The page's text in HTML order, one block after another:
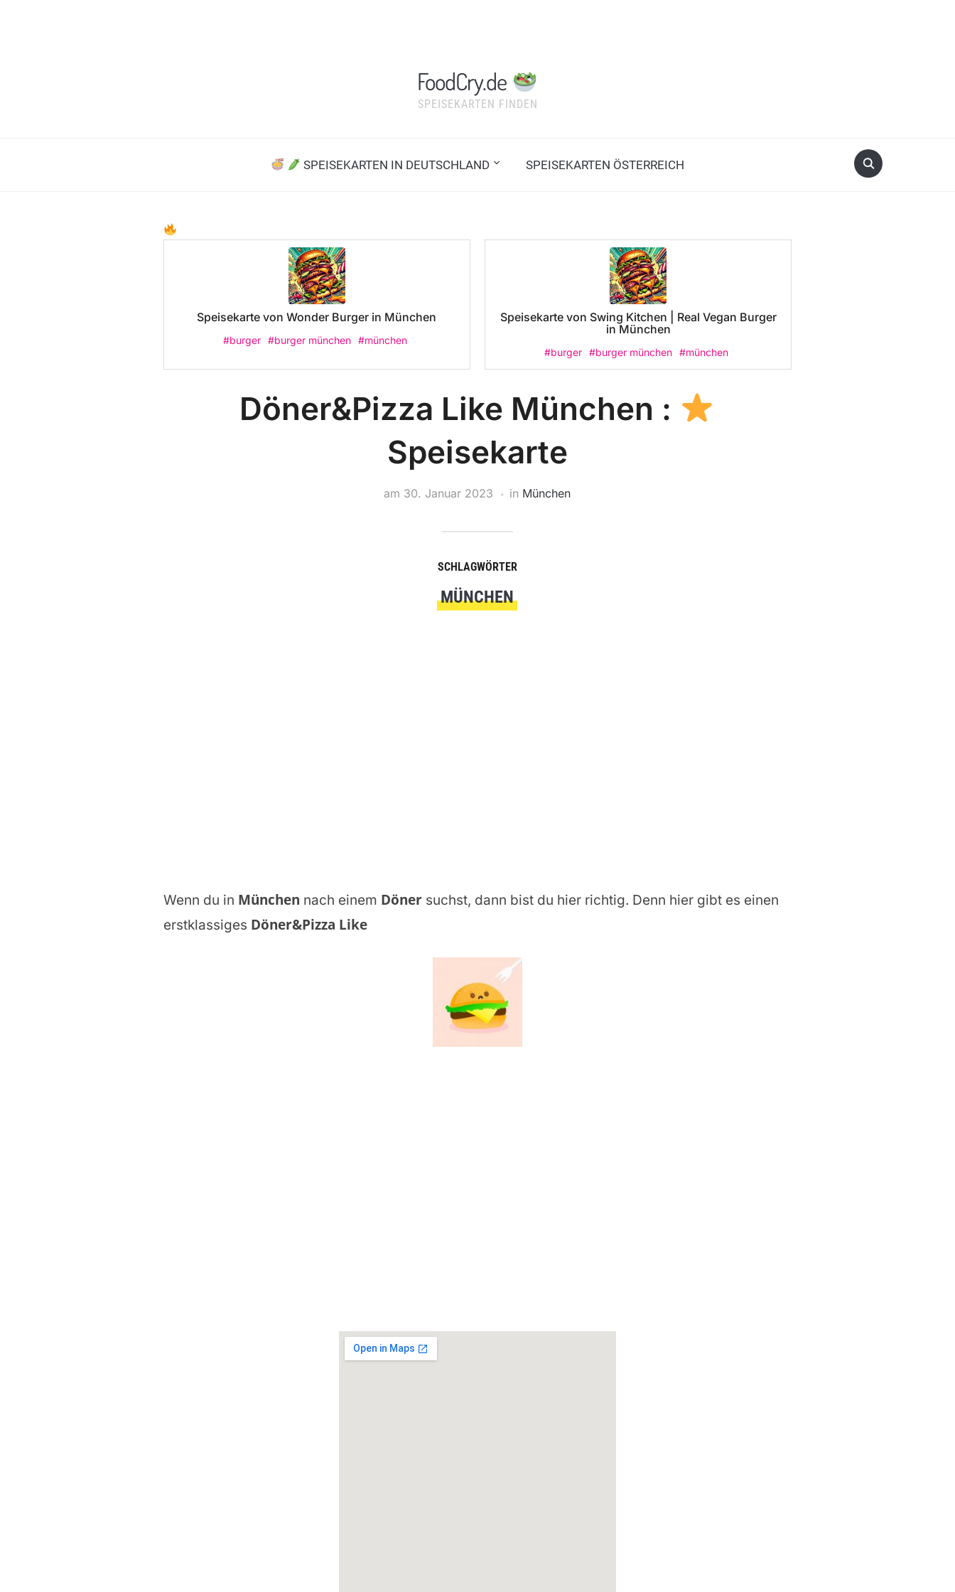
FoodCry.de
SPEISEKARTEN FINDEN
SPEISEKARTEN IN DEUTSCHLAND SPEISEKARTEN ÖSTERREICH
Speisekarte von Wonder Burger in München
#burger #burger münchen #münchen
Speisekarte von Swing Kitchen | Real Vegan Burger
in München
#burger #burger münchen #münchen
Döner&Pizza Like München :
Speisekarte
am 30. Januar 2023 in München
SCHLAGWÖRTER
MÜNCHEN
Wenn du in München nach einem Dönersuchst, dann bist du hier richtig. Denn hier gibt es einen
erstklassiges Döner&Pizza Like